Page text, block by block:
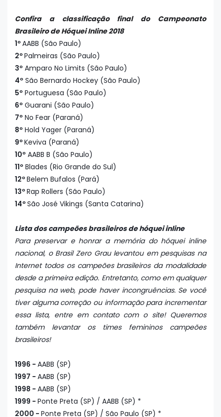
Confira a classificação final do Campeonato
Brasileiro de Hóquei Inline 2018
1ºAABB (São Paulo)
2ºPalmeiras (São Paulo)
3º Amparo No Limits (São Paulo)
4º São Bernardo Hockey (São Paulo)
5º Portuguesa (São Paulo)
6º Guarani (São Paulo)
7º No Fear (Paraná)
8º Hold Yager (Paraná)
9ºKeviva (Paraná)
10º AABB B (São Paulo)
11º Blades (Rio Grande do Sul)
12ºBelem Bufalos (Pará)
13ºRap Rollers (São Paulo)
14ºSão José Vikings (Santa Catarina)
Lista dos campeões brasileiros de hóquei inline
Para preservar e honrar a memória do hóquei inline
nacional, o Brasil Zero Grau levantou em pesquisas na
Internet todos os campeões brasileiros da modalidade
desde a primeira edição. Entretanto, como em qualquer
pesquisa na web, pode haver incongruências. Se você
tiver alguma correção ou informação para incrementar
essa lista, entre em contato com o site! Queremos
também levantar os times femininos campeões
brasileiros!
1996 - AABB (SP)
1997 - AABB (SP)
1998 - AABB (SP)
1999 - Ponte Preta (SP) / AABB (SP) *
2000 - Ponte Preta (SP) / São Paulo (SP) *